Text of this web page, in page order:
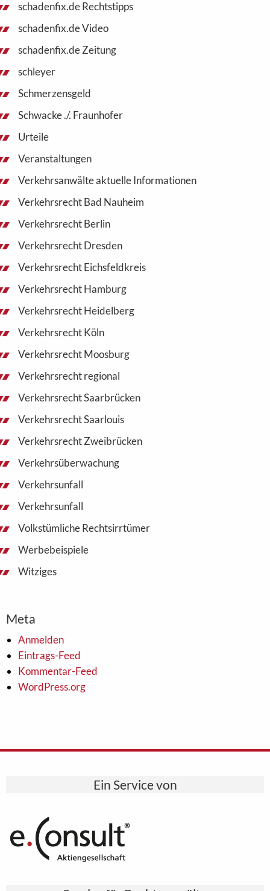
schadenfix.de Rechtstipps
schadenfix.de Video
schadenfix.de Zeitung
schleyer
Schmerzensgeld
Schwacke ./. Fraunhofer
Urteile
Veranstaltungen
Verkehrsanwälte aktuelle Informationen
Verkehrsrecht Bad Nauheim
Verkehrsrecht Berlin
Verkehrsrecht Dresden
Verkehrsrecht Eichsfeldkreis
Verkehrsrecht Hamburg
Verkehrsrecht Heidelberg
Verkehrsrecht Köln
Verkehrsrecht Moosburg
Verkehrsrecht regional
Verkehrsrecht Saarbrücken
Verkehrsrecht Saarlouis
Verkehrsrecht Zweibrücken
Verkehrsüberwachung
Verkehrsunfall
Verkehrsunfall
Volkstümliche Rechtsirrtümer
Werbebeispiele
Witziges
Meta
Anmelden
Eintrags-Feed
Kommentar-Feed
WordPress.org
Ein Service von